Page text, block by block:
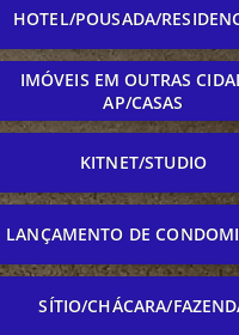
HOTEL/POUSADA/
IMÓVEIS EM OUTRAS
AP/CASAS
KITNET/STUDIO
LANÇAMENTO DE
SÍTIO/CHÁCARA/